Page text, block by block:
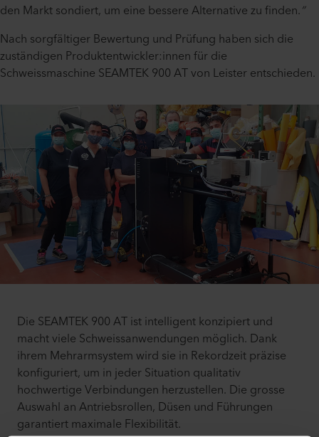
den Markt sondiert, um eine bessere Alternative zu finden.”
Nach sorgfältiger Bewertung und Prüfung haben sich die
zuständigen Produktentwickler:innen für die
Schweissmaschine SEAMTEK 900 AT von Leister entschieden.
Die SEAMTEK 900 AT ist intelligent konzipiert und
macht viele Schweissanwendungen möglich. Dank
ihrem Mehrarmsystem wird sie in Rekordzeit präzise
konfiguriert, um in jeder Situation qualitativ
hochwertige Verbindungen herzustellen. Die grosse
Auswahl an Antriebsrollen, Düsen und Führungen
garantiert maximale Flexibilität.